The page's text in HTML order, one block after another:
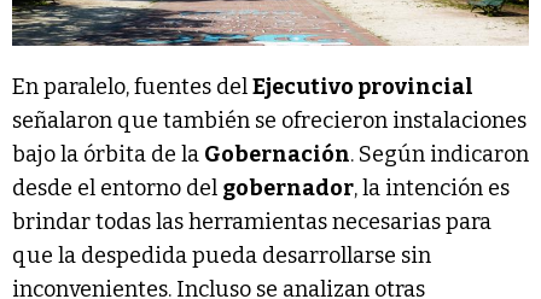
En paralelo, fuentes delEjecutivo provincial
señalaron que también se ofrecieron instalaciones
bajo la órbita de la Gobernación. Según indicaron
desde el entorno del gobernador, la intención es
brindar todas las herramientas necesarias para
que la despedida pueda desarrollarse sin
inconvenientes. Incluso se analizan otras